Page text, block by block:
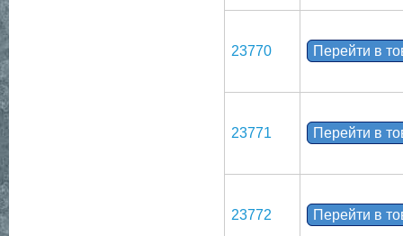
23770 Перейти в
23771 Перейти в
23772 Перейти в